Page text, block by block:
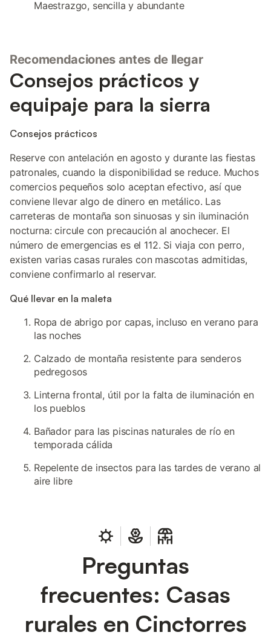
Maestrazgo, sencilla y abundante
Recomendaciones antes de llegar
Consejos prácticos y
equipaje para la sierra
Consejos prácticos
Reserve con antelación en agosto y durante las fiestas
patronales, cuando la disponibilidad se reduce. Muchos
comercios pequeños solo aceptan efectivo, así que
conviene llevar algo de dinero en metálico. Las
carreteras de montaña son sinuosas y sin iluminación
nocturna: circule con precaución al anochecer. El
número de emergencias es el 112. Si viaja con perro,
existen varias casas rurales con mascotas admitidas,
conviene confirmarlo al reservar.
Qué llevar en la maleta
Ropa de abrigo por capas, incluso en verano para
las noches
Calzado de montaña resistente para senderos
pedregosos
Linterna frontal, útil por la falta de iluminación en
los pueblos
Bañador para las piscinas naturales de río en
temporada cálida
Repelente de insectos para las tardes de verano al
aire libre
Preguntas
frecuentes: Casas
rurales en Cinctorres